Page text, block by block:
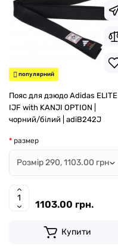
популярний
Пояс для дзюдо Adidas ELITE
IJF with KANJI OPTION |
чорний/білий | adiB242J
размер
1103.00 грн.
Купити